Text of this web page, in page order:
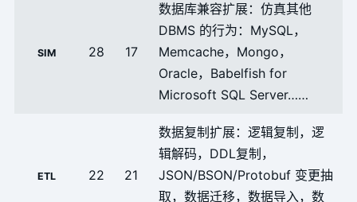
SIM 28 17
数据库兼容扩展：仿真其他
DBMS 的行为：MySQL，
Memcache，Mongo，
Oracle，Babelfish for
Microsoft SQL Server……
ETL 22 21
数据复制扩展：逻辑复制，逻
辑解码，DDL复制，
JSON/BSON/Protobuf 变更抽
取，数据迁移，数据导入，数